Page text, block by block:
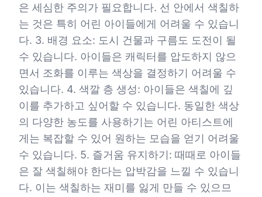
은 세심한 주의가 필요합니다. 선 안에서 색칠하
는 것은 특히 어린 아이들에게 어려울 수 있습니
다. 3. 배경 요소: 도시 건물과 구름도 도전이 될
수 있습니다. 아이들은 캐릭터를 압도하지 않으
면서 조화를 이루는 색상을 결정하기 어려울 수
있습니다. 4. 색깔 층 생성: 아이들은 색칠에 깊
이를 추가하고 싶어할 수 있습니다. 동일한 색상
의 다양한 농도를 사용하기는 어린 아티스트에
게는 복잡할 수 있어 원하는 모습을 얻기 어려울
수 있습니다. 5. 즐거움 유지하기: 때때로 아이들
은 잘 색칠해야 한다는 압박감을 느낄 수 있습니
다. 이는 색칠하는 재미를 잃게 만들 수 있으므